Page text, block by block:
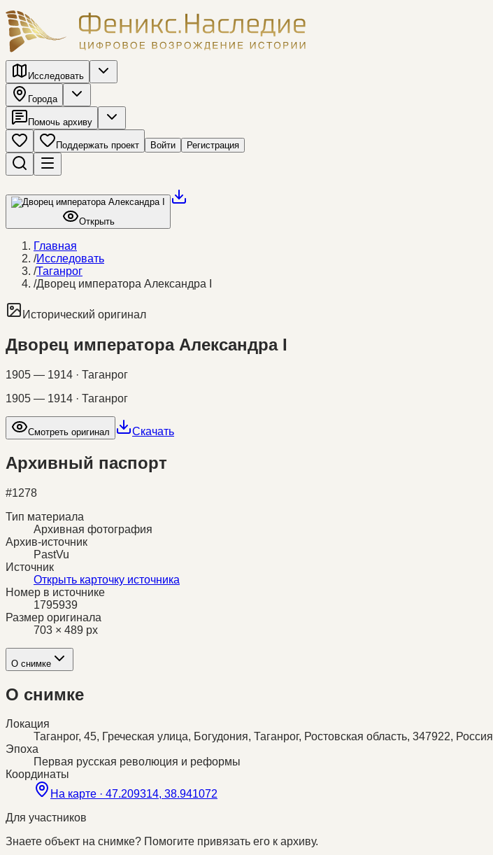
Исследовать
Города
Помочь архиву
Поддержать проект Войти Регистрация
Открыть
Главная
/Исследовать
/Таганрог
/Дворец императора Александра I
Исторический оригинал
Дворец императора Александра I
1905 — 1914 · Таганрог
1905 — 1914 · Таганрог
Смотреть оригинал Скачать
Архивный паспорт
#1278
Тип материала
Архивная фотография
Архив-источник
PastVu
Источник
Открыть карточку источника
Номер в источнике
1795939
Размер оригинала
703 × 489 px
О снимке
О снимке
Локация
Таганрог, 45, Греческая улица, Богудония, Таганрог, Ростовская область, 347922, Россия
Эпоха
Первая русская революция и реформы
Координаты
На карте · 47.209314, 38.941072
Для участников
Знаете объект на снимке? Помогите привязать его к архиву.